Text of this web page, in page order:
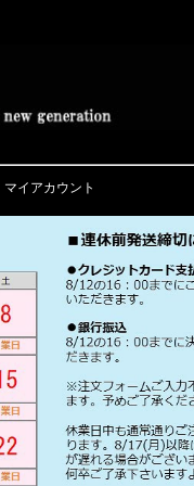
マイアカウント